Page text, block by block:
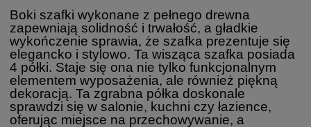
Boki szafki wykonane z pełnego drewna
zapewniają solidność i trwałość, a gładkie
wykończenie sprawia, że szafka prezentuje się
elegancko i stylowo. Ta wisząca szafka posiada
4 półki. Staje się ona nie tylko funkcjonalnym
elementem wyposażenia, ale również piękną
dekoracją. Ta zgrabna półka doskonale
sprawdzi się w salonie, kuchni czy łazience,
oferując miejsce na przechowywanie, a